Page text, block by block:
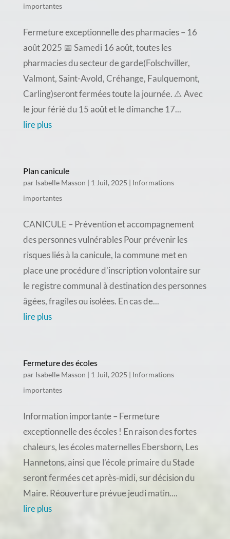
importantes
Fermeture exceptionnelle des pharmacies – 16
août 2025 📅 Samedi 16 août, toutes les
pharmacies du secteur de garde(Folschviller,
Valmont, Saint-Avold, Créhange, Faulquemont,
Carling)seront fermées toute la journée. ⚠️ Avec
le jour férié du 15 août et le dimanche 17...
lire plus
Plan canicule
par Isabelle Masson | 1 Juil, 2025 | Informations
importantes
CANICULE – Prévention et accompagnement
des personnes vulnérables Pour prévenir les
risques liés à la canicule, la commune met en
place une procédure d’inscription volontaire sur
le registre communal à destination des personnes
âgées, fragiles ou isolées. En cas de...
lire plus
Fermeture des écoles
par Isabelle Masson | 1 Juil, 2025 | Informations
importantes
Information importante – Fermeture
exceptionnelle des écoles ! En raison des fortes
chaleurs, les écoles maternelles Ebersborn, Les
Hannetons, ainsi que l’école primaire du Stade
seront fermées cet après-midi, sur décision du
Maire. Réouverture prévue jeudi matin....
lire plus